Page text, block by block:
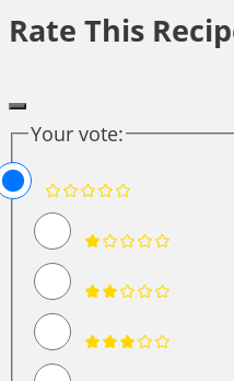
Rate This
Your vote: